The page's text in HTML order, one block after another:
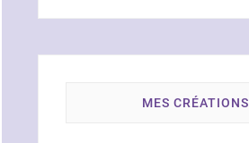
MES CRÉATIONS